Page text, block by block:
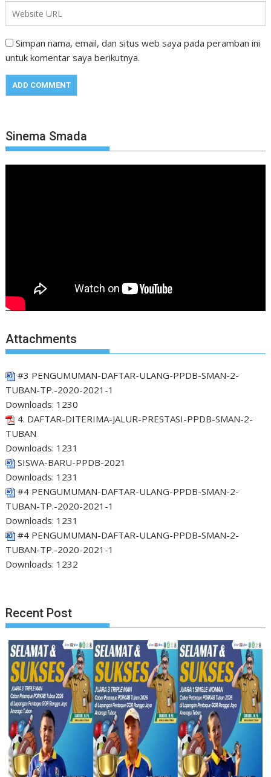
Simpan nama, email, dan situs web saya pada peramban ini
untuk komentar saya berikutnya.
Sinema Smada
Attachments
#3 PENGUMUMAN-DAFTAR-ULANG-PPDB-SMAN-2-
TUBAN-TP.-2020-2021-1
Downloads: 1230
4. DAFTAR-DITERIMA-JALUR-PRESTASI-PPDB-SMAN-2-
TUBAN
Downloads: 1231
SISWA-BARU-PPDB-2021
Downloads: 1231
#4 PENGUMUMAN-DAFTAR-ULANG-PPDB-SMAN-2-
TUBAN-TP.-2020-2021-1
Downloads: 1231
#4 PENGUMUMAN-DAFTAR-ULANG-PPDB-SMAN-2-
TUBAN-TP.-2020-2021-1
Downloads: 1232
Recent Post